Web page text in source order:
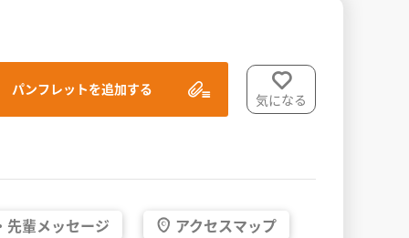
パンフレットを追加する
気になる
先輩メッセージ アクセスマップ